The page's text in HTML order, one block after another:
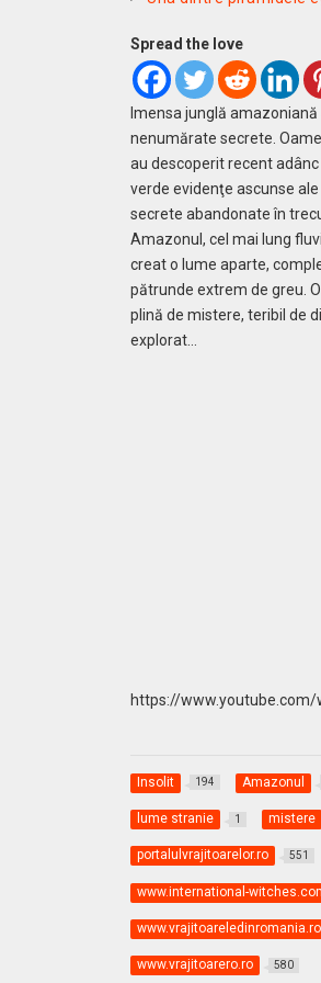
Spread the love
Imensa junglă
nenumărate secrete.
au descoperit recent
verde evidenţe ascunse
secrete abandonate în
Amazonul, cel mai lung
creat o lume aparte,
pătrunde extrem de greu.
plină de mistere, teribil de
explorat…
https://www.youtube.com/
Insolit 194 Amazonul
lume stranie 1 mistere
portalulvrajitoarelor.ro 551
www.international-
www.vrajitoareledinromania.ro
www.vrajitoarero.ro 580